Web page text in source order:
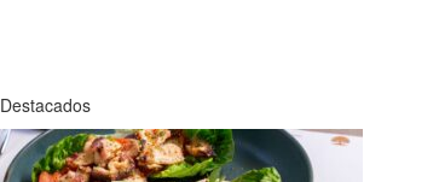
Destacados